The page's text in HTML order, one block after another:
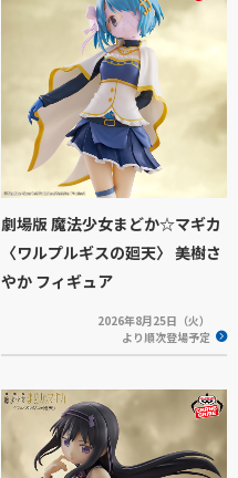
劇場版 魔法少女まどか☆マギカ
〈ワルプルギスの廻天〉 美樹さ
やか フィギュア
2026年8月25日（火）
より順次登場予定